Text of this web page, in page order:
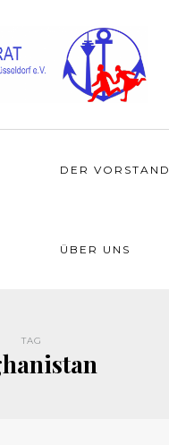
DER VORSTAND
ÜBER UNS
TAG